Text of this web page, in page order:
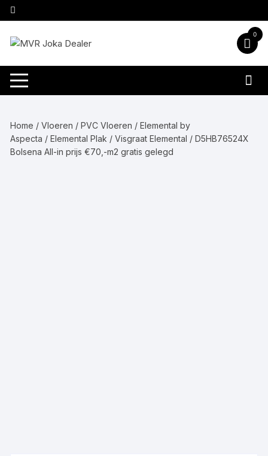
naar
inhoud
0
Home /Vloeren /PVC Vloeren /Elemental by
Aspecta /Elemental Plak /Visgraat Elemental / D5HB76524X
Bolsena All-in prijs €70,-m2 gratis gelegd